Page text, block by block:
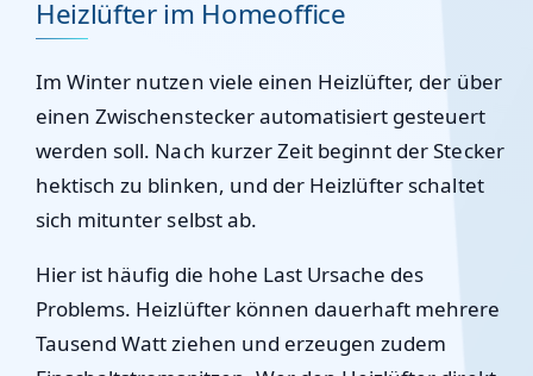
Heizlüfter im Homeoffice
Im Winter nutzen viele einen Heizlüfter, der über
einen Zwischenstecker automatisiert gesteuert
werden soll. Nach kurzer Zeit beginnt der Stecker
hektisch zu blinken, und der Heizlüfter schaltet
sich mitunter selbst ab.
Hier ist häufig die hohe Last Ursache des
Problems. Heizlüfter können dauerhaft mehrere
Tausend Watt ziehen und erzeugen zudem